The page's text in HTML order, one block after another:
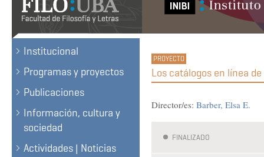
Institucional
Programas y proyectos
Publicaciones
Información, cultura y
sociedad
Actividades | Noticias
Los catálogos en línea
Director/es: Barber, Elsa E.
FINALIZADO